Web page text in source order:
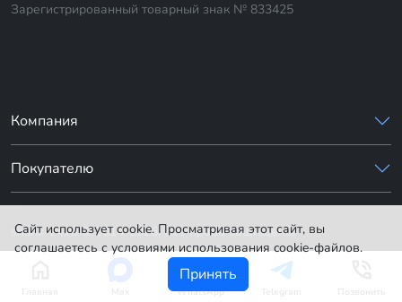
Зарегистрированный товарный знак № 833425
Компания
Покупателю
sharik-24.ru © 2014-2026. Все права защищены.
Сайт использует cookie. Просматривая этот сайт, вы
соглашаетесь с условиями использования cookie-файлов.
Принять
WhatsApp